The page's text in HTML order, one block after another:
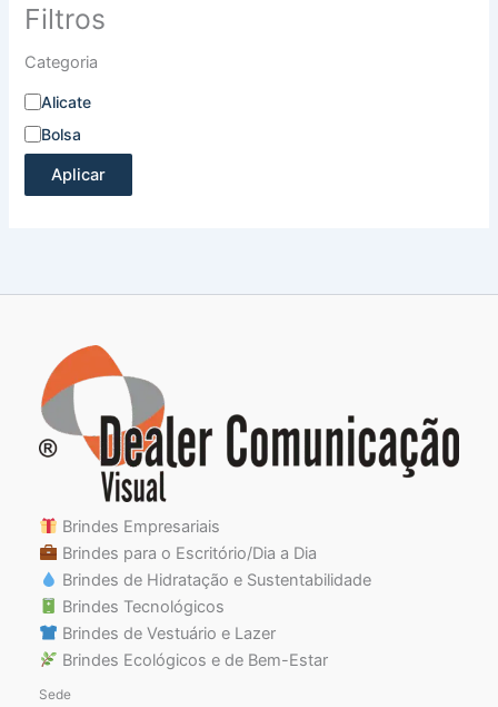
Filtros
Categoria
Alicate
Bolsa
Aplicar
Brindes Empresariais
Brindes para o Escritório/Dia a Dia
Brindes de Hidratação e Sustentabilidade
Brindes Tecnológicos
Brindes de Vestuário e Lazer
Brindes Ecológicos e de Bem-Estar
Sede